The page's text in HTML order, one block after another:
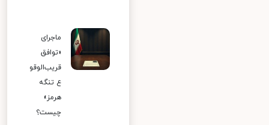
ماجرای
«توافق
قریب‌الوقو
ع تنگه
هرمز»
چیست؟